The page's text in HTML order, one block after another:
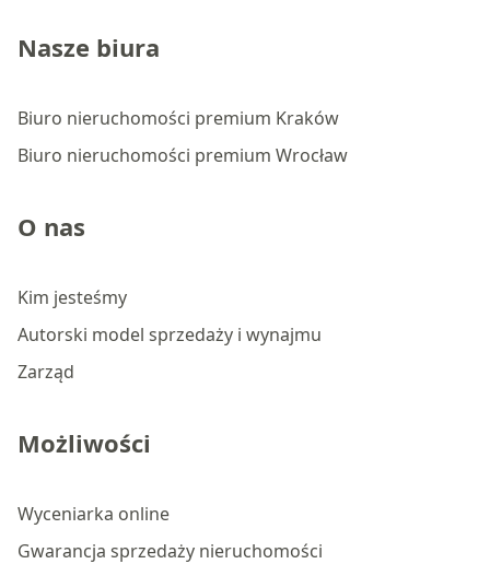
Nasze biura
Biuro nieruchomości premium Kraków
Biuro nieruchomości premium Wrocław
O nas
Kim jesteśmy
Autorski model sprzedaży i wynajmu
Zarząd
Możliwości
Wyceniarka online
Gwarancja sprzedaży nieruchomości